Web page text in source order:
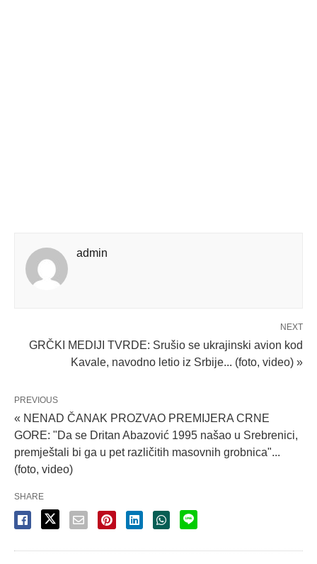
admin
NEXT
GRČKI MEDIJI TVRDE: Srušio se ukrajinski avion kod
Kavale, navodno letio iz Srbije... (foto, video) »
PREVIOUS
« NENAD ČANAK PROZVAO PREMIJERA CRNE
GORE: "Da se Dritan Abazović 1995 našao u Srebrenici,
premještali bi ga u pet različitih masovnih grobnica"...
(foto, video)
SHARE